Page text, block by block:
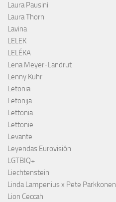
Laura Pausini
Laura Thorn
Lavina
LELEK
LELÉKA
Lena Meyer-Landrut
Lenny Kuhr
Letonia
Letonija
Lettonia
Lettonie
Levante
Leyendas Eurovisión
LGTBIQ+
Liechtenstein
Linda Lampenius x Pete Parkkonen
Lion Ceccah